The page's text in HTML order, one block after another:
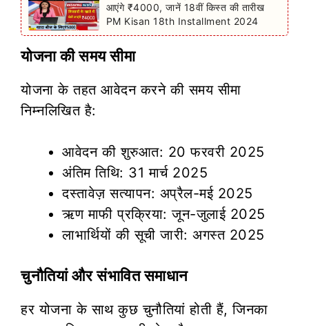
आएंगे ₹4000, जानें 18वीं किस्त की तारीख
PM Kisan 18th Installment 2024
योजना की समय सीमा
योजना के तहत आवेदन करने की समय सीमा
निम्नलिखित है:
आवेदन की शुरुआत: 20 फरवरी 2025
अंतिम तिथि: 31 मार्च 2025
दस्तावेज़ सत्यापन: अप्रैल-मई 2025
ऋण माफी प्रक्रिया: जून-जुलाई 2025
लाभार्थियों की सूची जारी: अगस्त 2025
चुनौतियां और संभावित समाधान
हर योजना के साथ कुछ चुनौतियां होती हैं, जिनका